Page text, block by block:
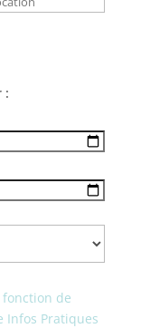
:
de
Infos Pratiques